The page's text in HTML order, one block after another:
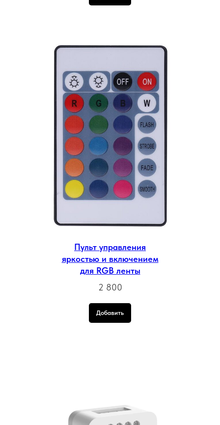
Пульт управления
яркостью и включением
для RGB ленты
2 800
Добавить